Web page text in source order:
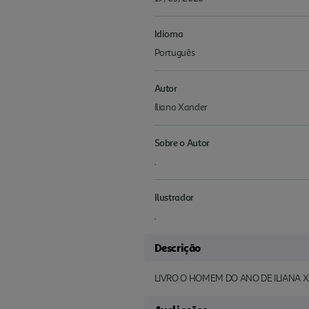
Idioma
Português
Autor
Iliana Xander
Sobre o Autor
.
Ilustrador
.
Descrição
LIVRO O HOMEM DO ANO DE ILIANA